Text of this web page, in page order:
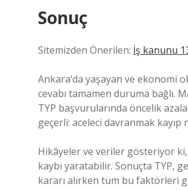
Sonuç
Sitemizden Önerilen: İş kanunu
Ankara’da yaşayan ve ekonomi
cevabı tamamen duruma bağlı.
TYP başvurularında öncelik
geçerli: aceleci davranmak kayıp
Hikâyeler ve veriler gösteriyor
kaybı yaratabilir. Sonuçta TYP,
kararı alırken tüm bu faktörleri